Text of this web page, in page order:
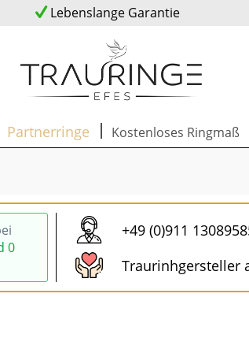
Lebenslange Garantie
Partnerringe Kostenloses Ringmaß
+49 (0)911
Traurinhgersteller